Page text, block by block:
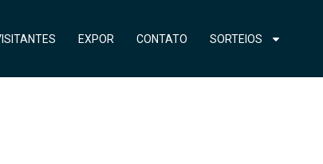
EXPOR CONTATO SORTEIOS